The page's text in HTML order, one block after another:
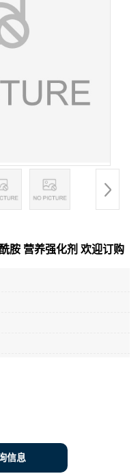
胺 营养强化剂 欢迎订购
信息